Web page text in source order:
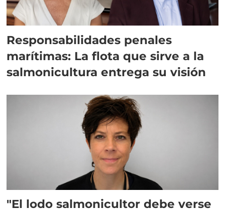
Responsabilidades penales
marítimas: La flota que sirve a la
salmonicultura entrega su visión
"El lodo salmonicultor debe verse